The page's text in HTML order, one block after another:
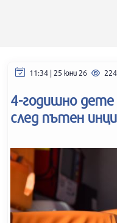
11:34 | 25 юни 26
4-годишно дете
след пътен